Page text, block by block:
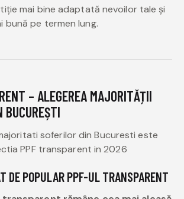
mai bine adaptată nevoilor tale și
bună pe termen lung.
– ALEGEREA MAJORITĂȚII
BUCUREȘTI
DE POPULAR PPF-UL TRANSPARENT